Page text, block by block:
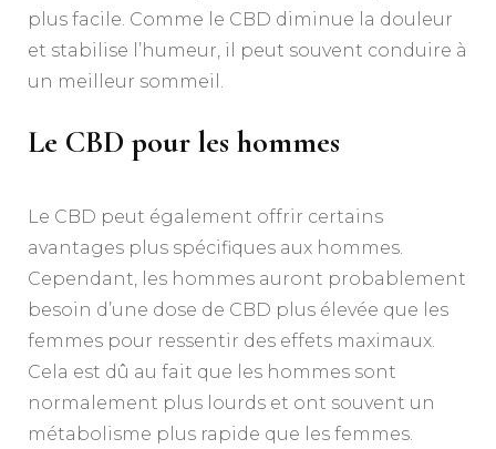
plus facile. Comme le CBD diminue la douleur
et stabilise l’humeur, il peut souvent conduire à
un meilleur sommeil.
Le CBD pour les hommes
Le CBD peut également offrir certains
avantages plus spécifiques aux hommes.
Cependant, les hommes auront probablement
besoin d’une dose de CBD plus élevée que les
femmes pour ressentir des effets maximaux.
Cela est dû au fait que les hommes sont
normalement plus lourds et ont souvent un
métabolisme plus rapide que les femmes.